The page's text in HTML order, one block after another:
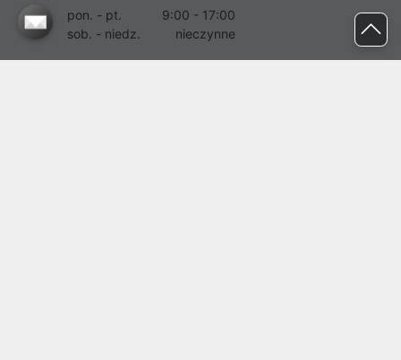
pon. - pt.
9:00 - 17:00
sob. - niedz.
nieczynne